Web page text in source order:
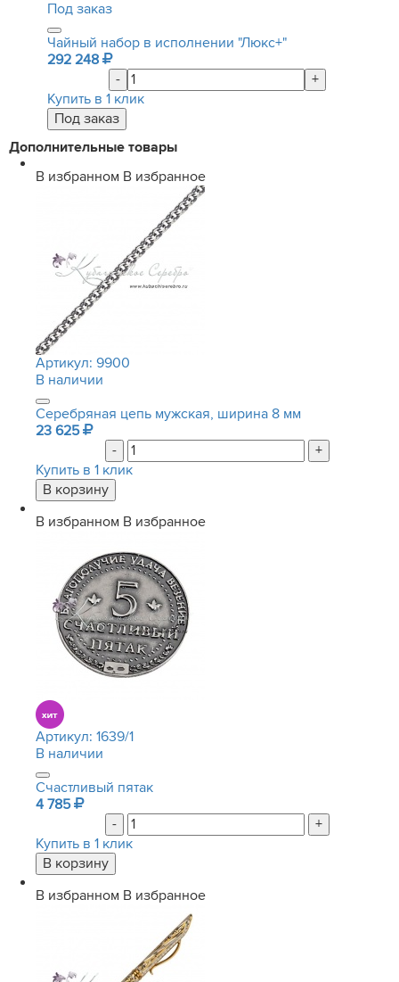
Под заказ
Чайный набор в исполнении "Люкс+"
292 248
-
+
Купить в 1 клик
Дополнительные товары
В избранном В избранное
Артикул: 9900
В наличии
Серебряная цепь мужская, ширина 8 мм
23 625
-
+
Купить в 1 клик
В избранном В избранное
Артикул: 1639/1
В наличии
Счастливый пятак
4 785
-
+
Купить в 1 клик
В избранном В избранное